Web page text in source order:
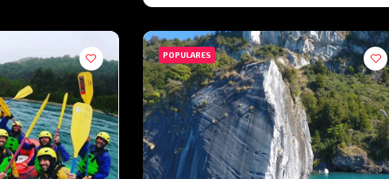
POPULARES